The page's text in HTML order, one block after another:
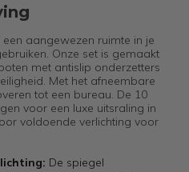
aangewezen ruimte in je
Onze set is gemaakt
met antislip onderzetters
Met het afneembare
tot een bureau. De 10
voor een luxe uitsraling in
voldoende verlichting voor
De spiegel